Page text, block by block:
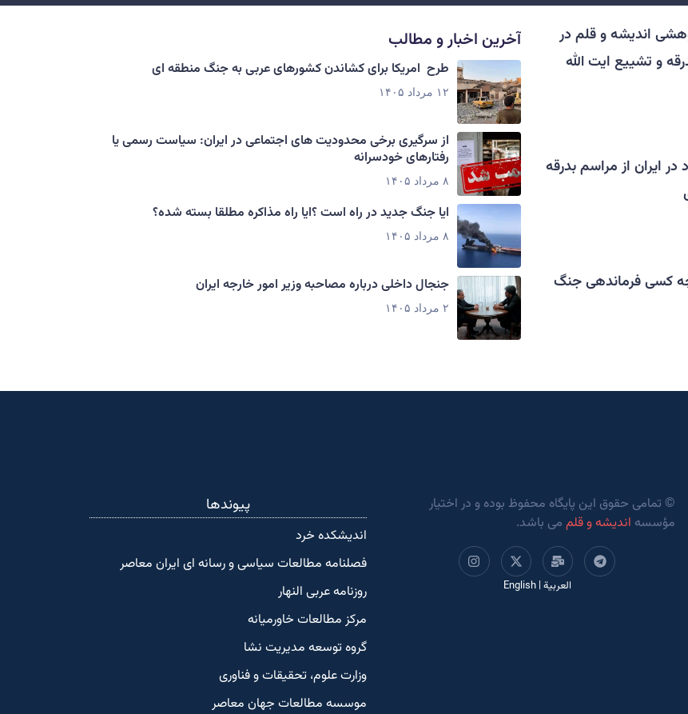
اندیشه و قلم در
و تشییع ایت الله
ایران از مراسم بدرقه
چه کسی فرماندهی جنگ
آخرین اخبار و مطالب
طرح امریکا برای کشاندن کشورهای عربی به جنگ منطقه ای
۱۲ مرداد ۱۴۰۵
از سرگیری برخی محدودیت های اجتماعی در ایران: سیاست رسمی یا
رفتارهای خودسرانه
۸ مرداد ۱۴۰۵
ایا جنگ جدید در راه است ؟ایا راه مذاکره مطلقا بسته شده؟
۸ مرداد ۱۴۰۵
جنجال داخلی درباره مصاحبه وزیر امور خارجه ایران
۲ مرداد ۱۴۰۵
© تمامی حقوق این پایگاه محفوظ بوده و در اختیار
مؤسسه اندیشه و قلممی باشد.
العربية |
English
پیوندها
اندیشکده‌ خرد
فصلنامه مطالعات سیاسی و رسانه ای ایران معاصر
روزنامه عربی النهار
مرکز مطالعات خاورمیانه
گروه توسعه مدیریت نشا
وزارت علوم، تحقیقات و فناوری
موسسه مطالعات جهان معاصر